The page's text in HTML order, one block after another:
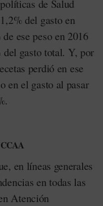
de Salud
del gasto en
ese peso en 2016
del gasto total. Y, por
perdió en ese
en el gasto al pasar
CCAA
en líneas generales
en todas las
Atención